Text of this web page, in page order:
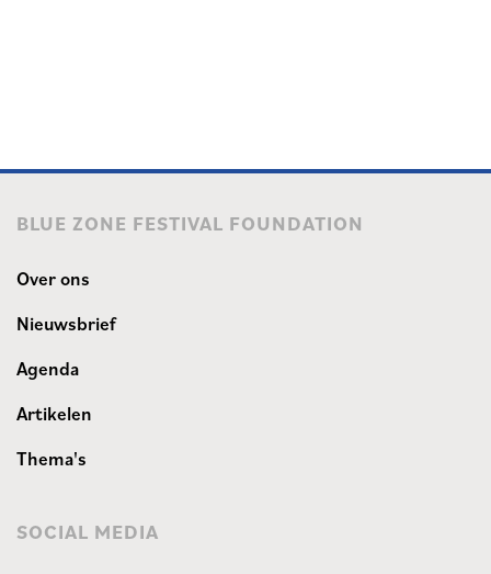
BLUE ZONE FESTIVAL FOUNDATION
Over ons
Nieuwsbrief
Agenda
Artikelen
Thema's
SOCIAL MEDIA